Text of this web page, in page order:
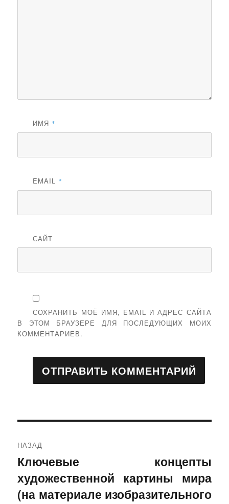
ИМЯ *
EMAIL *
САЙТ
СОХРАНИТЬ МОЁ ИМЯ, EMAIL И АДРЕС САЙТА
В ЭТОМ БРАУЗЕРЕ ДЛЯ ПОСЛЕДУЮЩИХ МОИХ
КОММЕНТАРИЕВ.
по
записям
НАЗАД
Предыдущая
запись:
Ключевые концепты
художественной картины мира
(на материале изобразительного